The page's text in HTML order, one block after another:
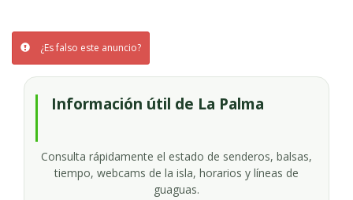
¿Es falso este anuncio?
Información útil de La Palma
Consulta rápidamente el estado de senderos, balsas,
tiempo, webcams de la isla, horarios y líneas de
guaguas.